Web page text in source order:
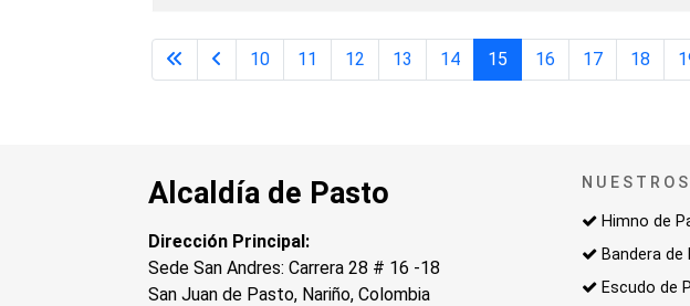
10 11 12 13 14 15 16 17 18
Alcaldía de Pasto
Dirección Principal:
Sede San Andres: Carrera 28 # 16 -18
San Juan de Pasto, Nariño, Colombia
Himno de
Bandera de
Escudo de